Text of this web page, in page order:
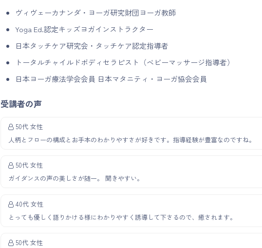
ヴィヴェーカナンダ・ヨーガ研究財団ヨーガ教師
Yoga Ed.認定キッズヨガインストラクター
日本タッチケア研究会・タッチケア認定指導者
トータルチャイルドボディセラピスト（ベビーマッサージ指導者）
日本ヨーガ療法学会会員 日本マタニティ・ヨーガ協会会員
受講者の声
50代 女性
人柄とフローの構成とお手本のわかりやすさが好きです。指導経験が豊富なのですね。
50代 女性
ガイダンスの声の美しさが随一。 聞きやすい。
40代 女性
とっても優しく語りかける様にわかりやすく誘導して下さるので、癒されます。
50代 女性